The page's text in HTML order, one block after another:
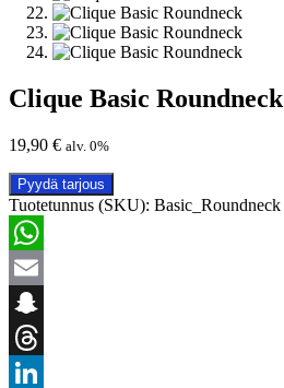
Clique Basic Roundneck
19,90 € alv. 0%
Pyydä tarjous
Tuotetunnus (SKU): Basic_Roundneck
WhatsApp
Email
Snapchat
Threads